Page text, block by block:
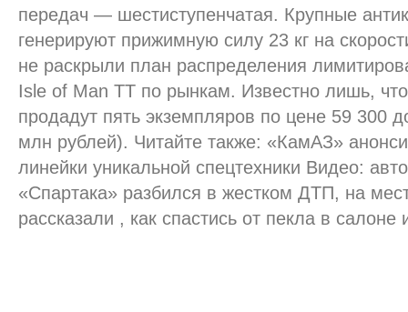
передач — шестиступенчатая. Крупные
генерируют прижимную силу 23 кг на
не раскрыли план распределения
Isle of Man TT по рынкам. Известно лишь,
продадут пять экземпляров по цене 59 300
млн рублей). Читайте также: «КамАЗ»
линейки уникальной спецтехники Видео:
«Спартака» разбился в жестком ДТП, на
рассказали , как спастись от пекла в салоне